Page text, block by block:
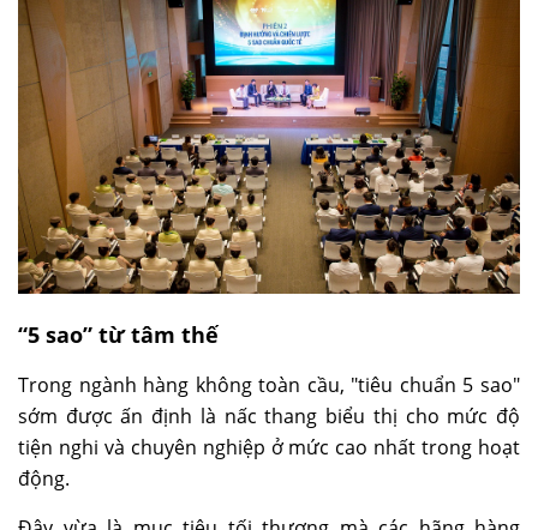
“5 sao” từ tâm thế
Trong ngành hàng không toàn cầu, "tiêu chuẩn 5 sao"
sớm được ấn định là nấc thang biểu thị cho mức độ
tiện nghi và chuyên nghiệp ở mức cao nhất trong hoạt
động.